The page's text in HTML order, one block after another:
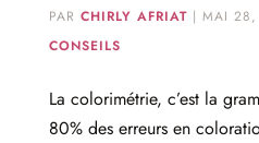
PAR CHIRLY AFRIAT| MAI
CONSEILS
La colorimétrie, c’est la
80% des erreurs en